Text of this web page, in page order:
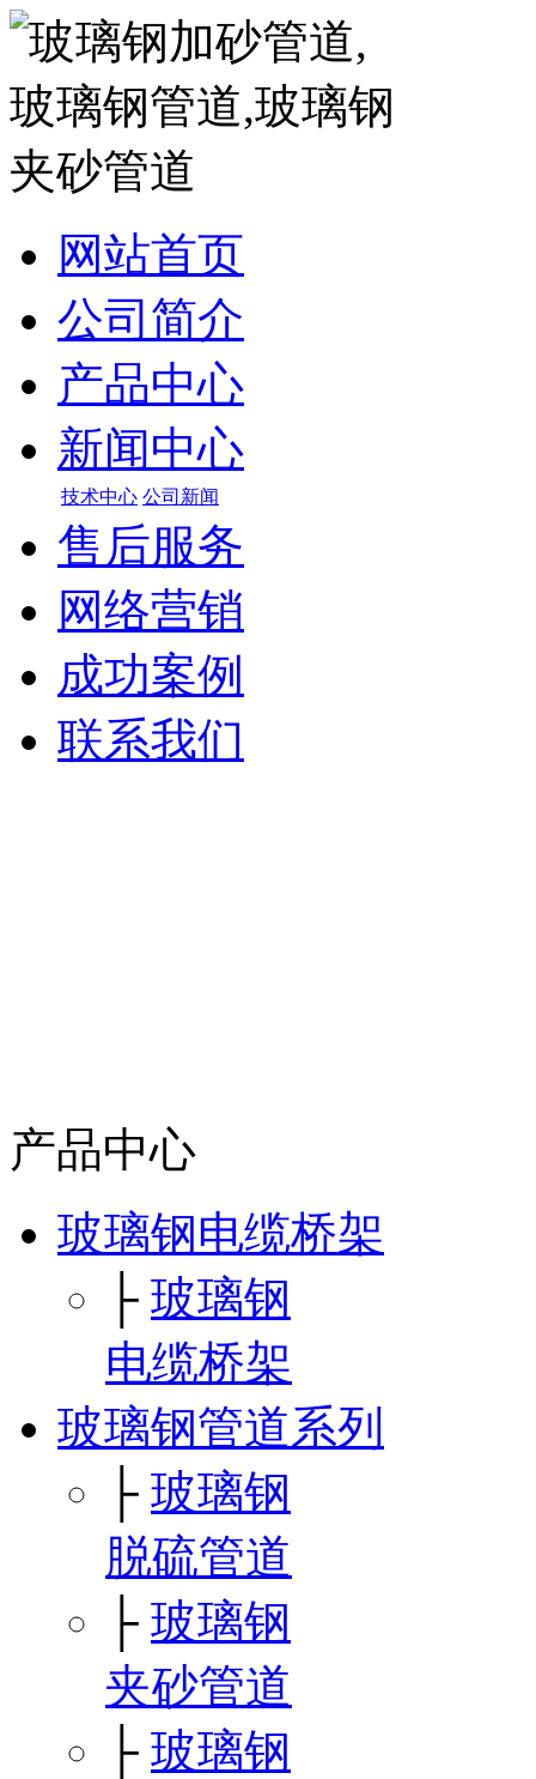
网站首页
公司简介
产品中心
新闻中心
技术中心 公司新闻
售后服务
网络营销
成功案例
联系我们
产品中心
玻璃钢电缆桥架
├ 玻璃钢
电缆桥架
玻璃钢管道系列
├ 玻璃钢
脱硫管道
├ 玻璃钢
夹砂管道
├ 玻璃钢